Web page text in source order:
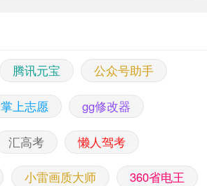
腾讯元宝 公众号助手
掌上志愿 gg修改器
汇高考 懒人驾考
小雷画质大师 360省电王